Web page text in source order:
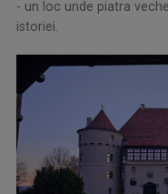
- un loc unde piatra
istoriei.